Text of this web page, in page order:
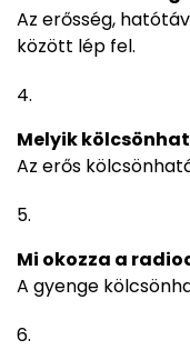
Az erősség,
között lép fel.
Melyik
Az erős
Mi okozza a
A gyenge